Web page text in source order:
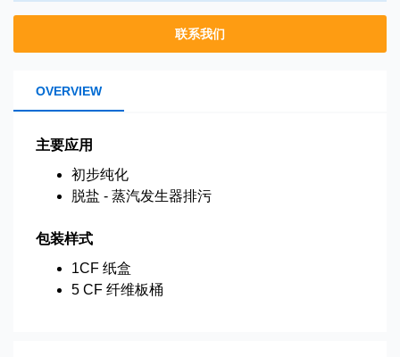
联系我们
OVERVIEW
主要应用
初步纯化
脱盐 - 蒸汽发生器排污
包装样式
1CF 纸盒
5 CF 纤维板桶